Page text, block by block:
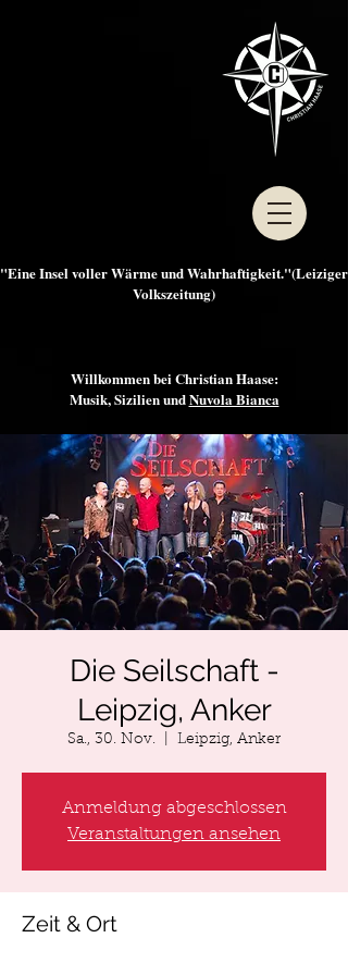
"Eine Insel voller Wärme und Wahrhaftigkeit."(Leiziger
Volkszeitung)
Willkommen bei Christian Haase:
Musik, Sizilien undNuvola Bianca
Die Seilschaft -
Leipzig, Anker
Sa., 30. Nov. Leipzig, Anker
Anmeldung abgeschlossen
Veranstaltungen ansehen
Zeit & Ort